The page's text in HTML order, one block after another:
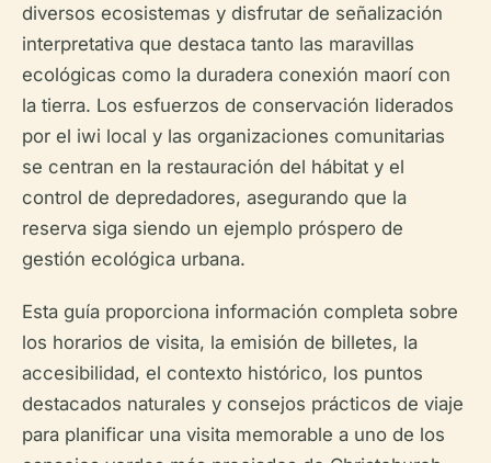
diversos ecosistemas y disfrutar de señalización
interpretativa que destaca tanto las maravillas
ecológicas como la duradera conexión maorí con
la tierra. Los esfuerzos de conservación liderados
por el iwi local y las organizaciones comunitarias
se centran en la restauración del hábitat y el
control de depredadores, asegurando que la
reserva siga siendo un ejemplo próspero de
gestión ecológica urbana.
Esta guía proporciona información completa sobre
los horarios de visita, la emisión de billetes, la
accesibilidad, el contexto histórico, los puntos
destacados naturales y consejos prácticos de viaje
para planificar una visita memorable a uno de los